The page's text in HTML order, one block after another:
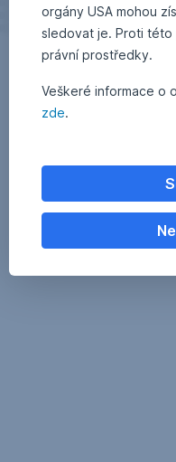
orgány USA mohou
sledovat je. Proti této
právní prostředky.
Veškeré informace o
zde.